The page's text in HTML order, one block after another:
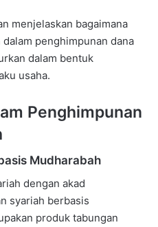
menjelaskan bagaimana
penghimpunan dana
dalam bentuk
usaha.
Penghimpunan
Mudharabah
dengan akad
syariah berbasis
produk tabungan